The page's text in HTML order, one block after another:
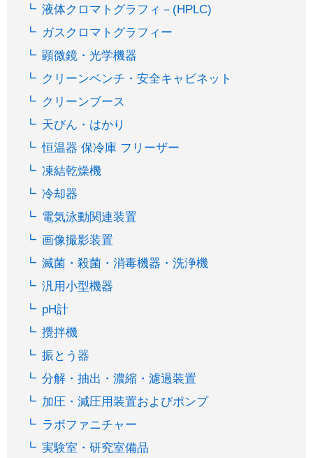
液体クロマトグラフィ－(HPLC)
ガスクロマトグラフィー
顕微鏡・光学機器
クリーンベンチ・安全キャビネット
クリーンブース
天びん・はかり
恒温器 保冷庫 フリーザー
凍結乾燥機
冷却器
電気泳動関連装置
画像撮影装置
滅菌・殺菌・消毒機器・洗浄機
汎用小型機器
pH計
攪拌機
振とう器
分解・抽出・濃縮・濾過装置
加圧・減圧用装置およびポンプ
ラボファニチャー
実験室・研究室備品